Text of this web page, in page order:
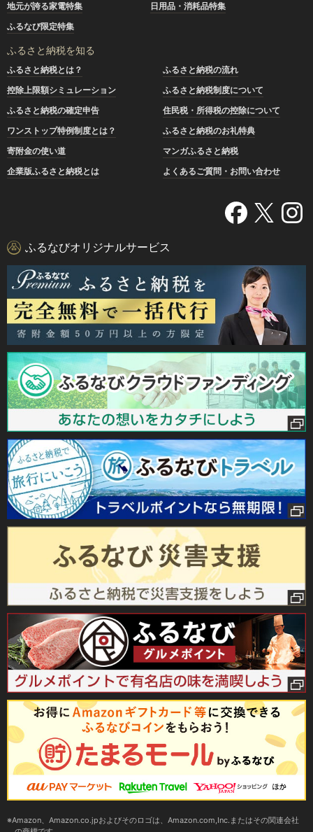
地元が誇る家電特集
日用品・消耗品特集
ふるなび限定特集
ふるさと納税を知る
ふるさと納税とは？
ふるさと納税の流れ
控除上限額シミュレーション
ふるさと納税制度について
ふるさと納税の確定申告
住民税・所得税の控除について
ワンストップ特例制度とは？
ふるさと納税のお礼特典
寄附金の使い道
マンガふるさと納税
企業版ふるさと納税とは
よくあるご質問・お問い合わせ
ふるなびオリジナルサービス
Amazon、Amazon.co.jpおよびそのロゴは、Amazon.com,Inc.またはその関連会社